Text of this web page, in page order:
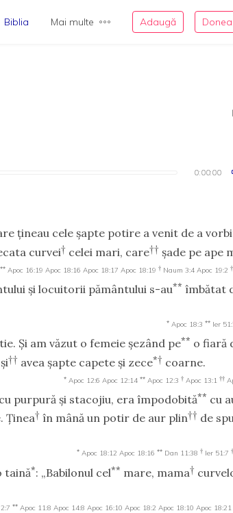
Biblia Mai multe Adaugă
0:00:00
0:00:00
ţineau cele şapte potire a venit de a
curvei† celei mari, care†† şade pe ape
** Apoc 16:19 Apoc 18:16 Apoc 18:17 Apoc 18:19 † Naum 3:4 Apoc 19:2
şi locuitorii pământului s-au** îmbătat
* Apoc 18:3 ** Ier
Şi am văzut o femeie şezând pe** o fiară
†† avea şapte capete şi zece*† coarne.
* Apoc 12:6 Apoc 12:14 ** Apoc 12:3 † Apoc 13:1 ††
purpură şi stacojiu, era împodobită** cu
Ţinea† în mână un potir de aur plin†† de
* Apoc 18:12 Apoc 18:16 ** Dan 11:38 † Ier 51:7
taină*: „Babilonul cel** mare, mama†
** Apoc 11:8 Apoc 14:8 Apoc 16:10 Apoc 18:2 Apoc 18:10 Apoc 18:21